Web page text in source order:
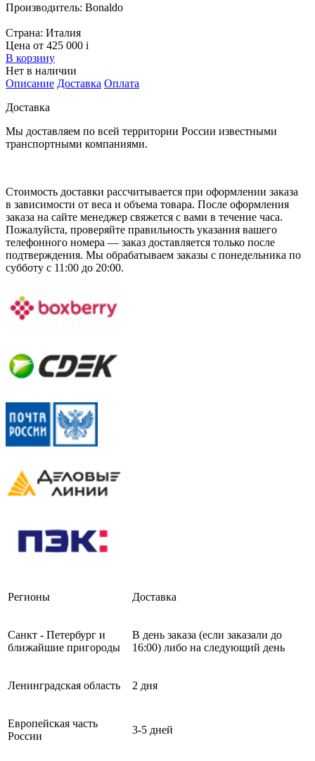
Производитель: Bonaldo
Страна: Италия
Цена от 425 000 i
В корзину
Нет в наличии
Описание Доставка Оплата
Доставка
Мы доставляем по всей территории России известными
транспортными компаниями.
Стоимость доставки рассчитывается при оформлении заказа
в зависимости от веса и объема товара. После оформления
заказа на сайте менеджер свяжется с вами в течение часа.
Пожалуйста, проверяйте правильность указания вашего
телефонного номера — заказ доставляется только после
подтверждения. Мы обрабатываем заказы с понедельника по
субботу с 11:00 до 20:00.
Регионы Доставка
Санкт - Петербург и
ближайшие пригороды
В день заказа (если заказали до
16:00) либо на следующий день
Ленинградская область 2 дня
Европейская часть
России
3-5 дней